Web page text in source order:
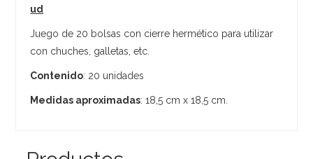
ud
Juego de 20 bolsas con cierre hermético para utilizar
con chuches, galletas, etc.
Contenido: 20 unidades
Medidas aproximadas: 18,5 cm x 18,5 cm.